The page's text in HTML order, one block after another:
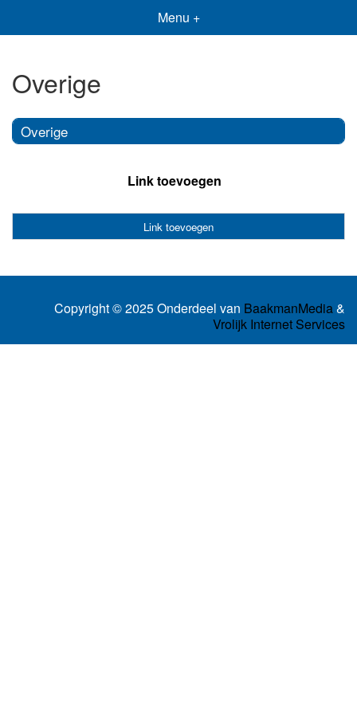
Menu +
Overige
Overige
Link toevoegen
Link toevoegen
Copyright © 2025 Onderdeel van BaakmanMedia&
Vrolijk Internet Services